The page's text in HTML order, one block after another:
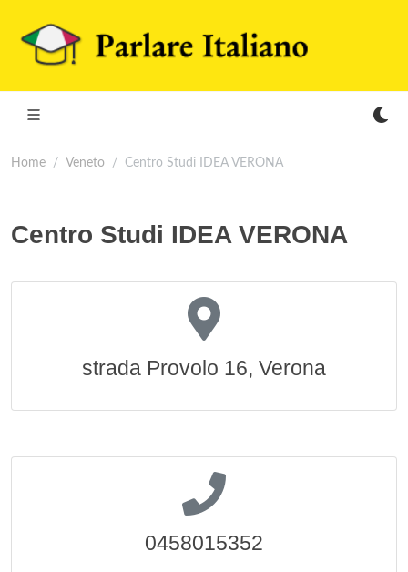
Home Veneto Centro Studi IDEA VERONA
Centro Studi IDEA VERONA
strada Provolo 16, Verona
0458015352